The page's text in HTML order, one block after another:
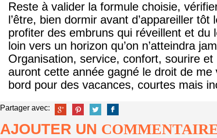
Reste à valider la formule choisie,
l’être, bien dormir avant d’appareiller
profiter des embruns qui réveillent et du
loin vers un horizon qu’on n’atteindra
Organisation, service, confort, sourire et
auront cette année gagné le droit de me
bord pour des vacances, courtes mais
Partager avec:
AJOUTER UN